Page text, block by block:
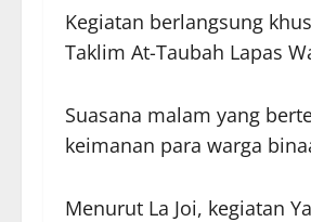
Kegiatan berlangsung
Taklim At-Taubah Lapas
Suasana malam yang
keimanan para warga
Menurut La Joi, kegiatan